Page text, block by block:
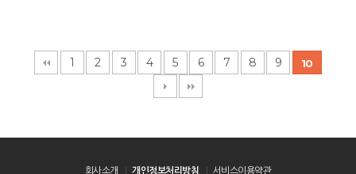
1 2 3 4 5 6 7 8 9 10
회사소개 개인정보처리방침 서비스이용약관